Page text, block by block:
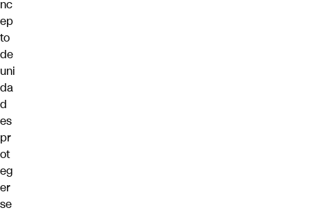
nc
ep
to
de
uni
da
d
es
pr
ot
eg
er
se